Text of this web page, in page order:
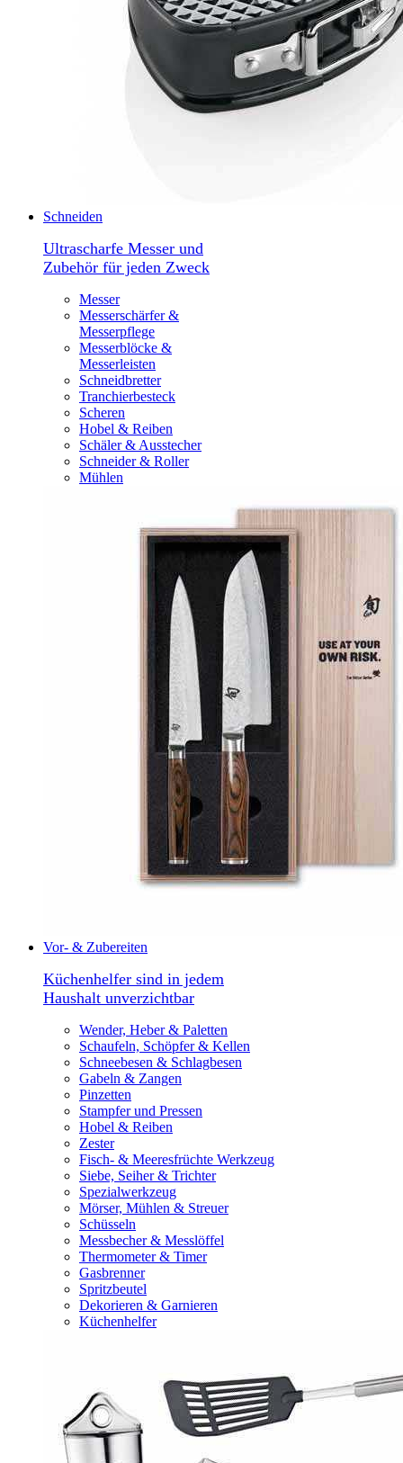
Schneiden
Ultrascharfe Messer und
Zubehör für jeden Zweck
Messer
Messerschärfer &
Messerpflege
Messerblöcke &
Messerleisten
Schneidbretter
Tranchierbesteck
Scheren
Hobel & Reiben
Schäler & Ausstecher
Schneider & Roller
Mühlen
Vor- & Zubereiten
Küchenhelfer sind in jedem
Haushalt unverzichtbar
Wender, Heber & Paletten
Schaufeln, Schöpfer & Kellen
Schneebesen & Schlagbesen
Gabeln & Zangen
Pinzetten
Stampfer und Pressen
Hobel & Reiben
Zester
Fisch- & Meeresfrüchte Werkzeug
Siebe, Seiher & Trichter
Spezialwerkzeug
Mörser, Mühlen & Streuer
Schüsseln
Messbecher & Messlöffel
Thermometer & Timer
Gasbrenner
Spritzbeutel
Dekorieren & Garnieren
Küchenhelfer